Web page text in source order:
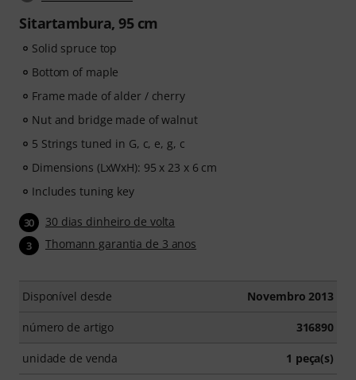
Sitartambura, 95 cm
Solid spruce top
Bottom of maple
Frame made of alder / cherry
Nut and bridge made of walnut
5 Strings tuned in G, c, e, g, c
Dimensions (LxWxH): 95 x 23 x 6 cm
Includes tuning key
30 30 dias dinheiro de volta
3 Thomann garantia de 3 anos
Disponível desde Novembro 2013
número de artigo 316890
unidade de venda 1 peça(s)